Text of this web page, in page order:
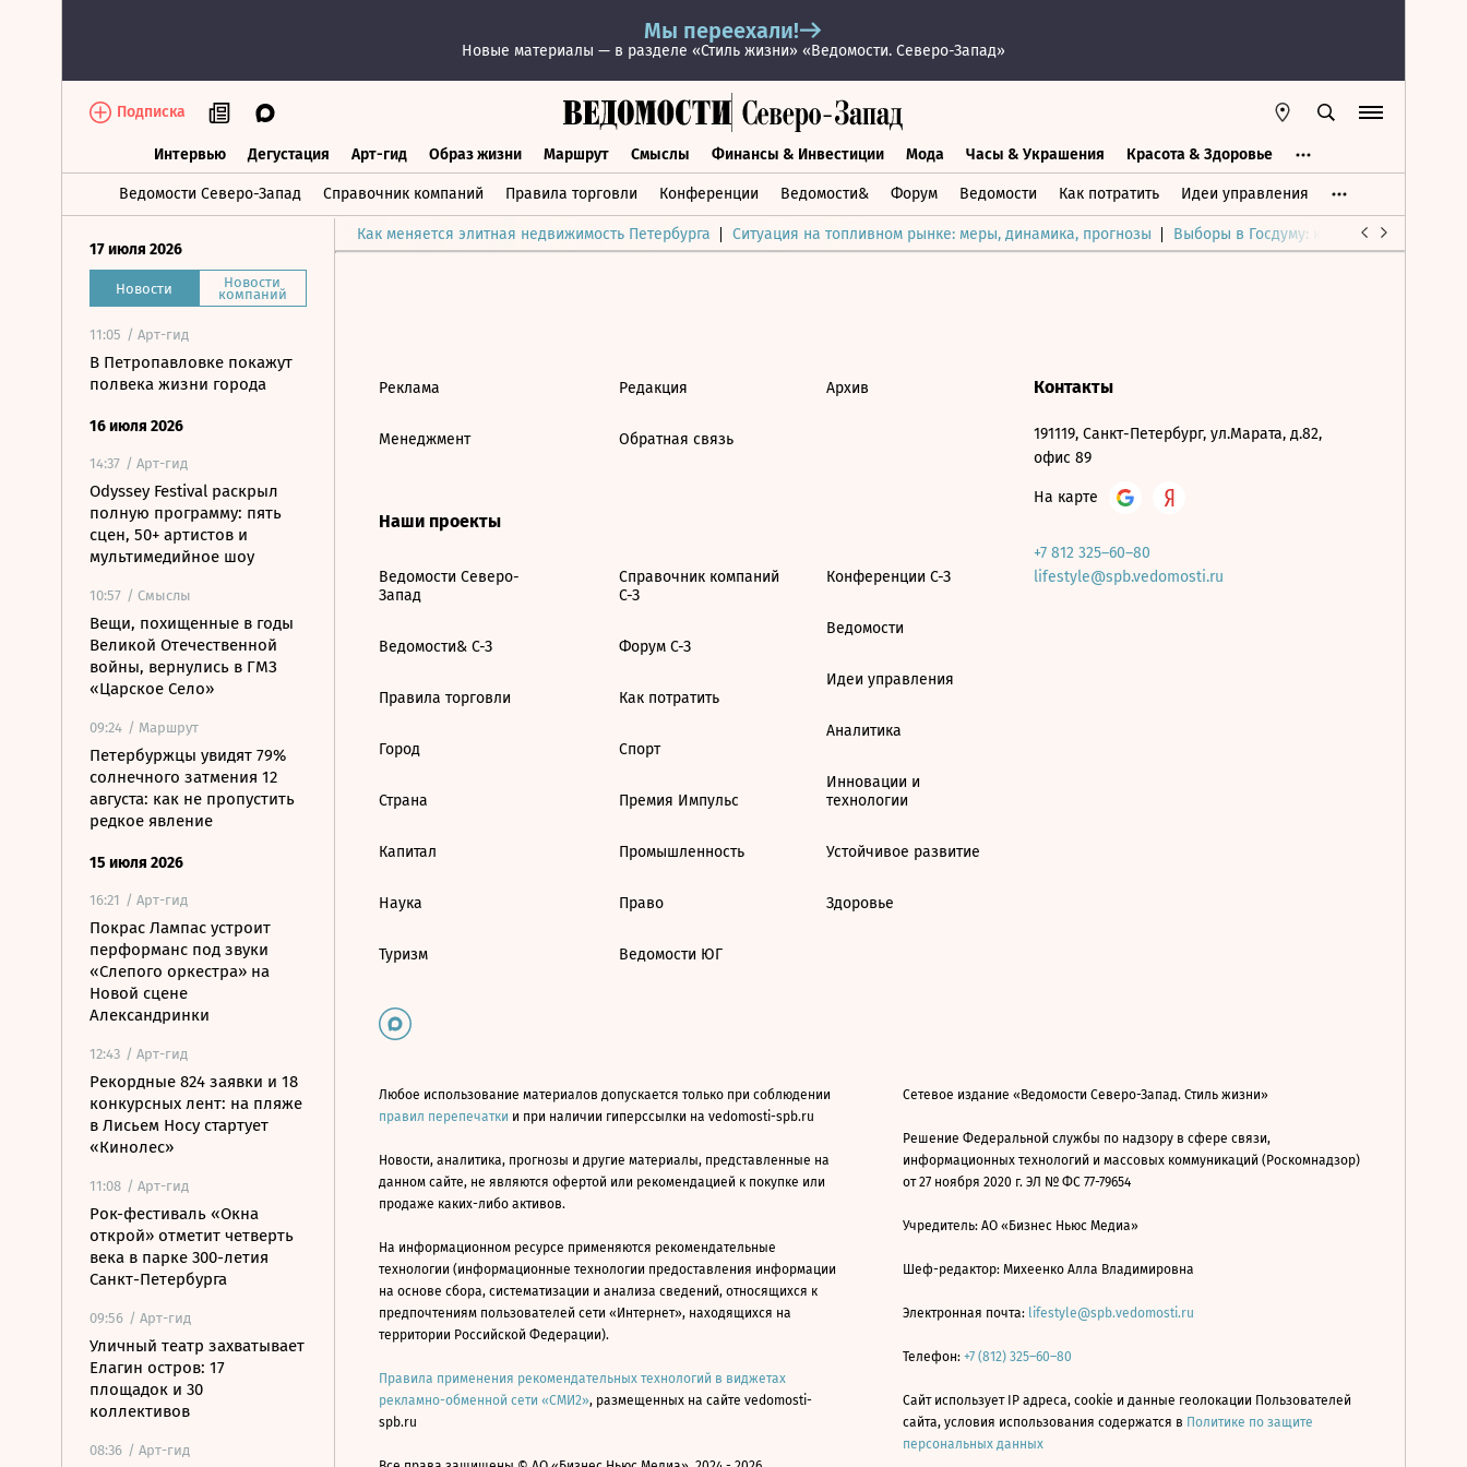
Мы переехали!
Новые материалы — в разделе «Стиль жизни» «Ведомости. Северо-Запад»
Подписка
Интервью Дегустация Арт-гид Образ жизни Маршрут Смыслы Финансы & Инвестиции Мода Часы & Украшения Красота & Здоровье
Ведомости Северо-Запад Справочник компаний Правила торговли Конференции Ведомости& Форум Ведомости Как потратить Идеи управления
Интервью Дегустация Арт-гид Образ жизни Маршрут Смыслы Финансы & Инвестиции Мода Часы & Украшения Дом & Интерьер
Как меняется элитная недвижимость Петербурга Ситуация на топливном рынке: меры, динамика, прогнозы
Выборы в Госдуму: каким был и будет
17 июля 2026
Новости Новости
компаний
11:05 / Арт-гид
В Петропавловке покажут
полвека жизни города
16 июля 2026
14:37 / Арт-гид
Odyssey Festival раскрыл
полную программу: пять
сцен, 50+ артистов и
мультимедийное шоу
10:57 / Смыслы
Вещи, похищенные в годы
Великой Отечественной
войны, вернулись в ГМЗ
«Царское Село»
09:24 / Маршрут
Петербуржцы увидят 79%
солнечного затмения 12
августа: как не пропустить
редкое явление
15 июля 2026
16:21 / Арт-гид
Покрас Лампас устроит
перформанс под звуки
«Слепого оркестра» на
Новой сцене
Александринки
12:43 / Арт-гид
Рекордные 824 заявки и 18
конкурсных лент: на пляже
в Лисьем Носу стартует
«Кинолес»
11:08 / Арт-гид
Рок-фестиваль «Окна
открой» отметит четверть
века в парке 300-летия
Санкт-Петербурга
09:56 / Арт-гид
Уличный театр захватывает
Елагин остров: 17
площадок и 30
коллективов
08:36 / Арт-гид
Реклама
Менеджмент
Редакция
Обратная связь
Архив
Наши проекты
Ведомости Северо-
Запад
Ведомости& С-З
Правила торговли
Город
Страна
Капитал
Наука
Туризм
Справочник компаний
С-З
Форум С-З
Как потратить
Спорт
Премия Импульс
Промышленность
Право
Ведомости ЮГ
Конференции С-З
Ведомости
Идеи управления
Аналитика
Инновации и
технологии
Устойчивое развитие
Здоровье
Контакты
191119, Санкт-Петербург, ул.Марата, д.82,
офис 89
На карте
+7 812 325–60–80
lifestyle@spb.vedomosti.ru
Любое использование материалов допускается только при соблюдении
правил перепечатки и при наличии гиперссылки на vedomosti-spb.ru
Новости, аналитика, прогнозы и другие материалы, представленные на
данном сайте, не являются офертой или рекомендацией к покупке или
продаже каких-либо активов.
На информационном ресурсе применяются рекомендательные
технологии (информационные технологии предоставления информации
на основе сбора, систематизации и анализа сведений, относящихся к
предпочтениям пользователей сети «Интернет», находящихся на
территории Российской Федерации).
Правила применения рекомендательных технологий в виджетах
рекламно-обменной сети «СМИ2», размещенных на сайте vedomosti-
spb.ru
Сетевое издание «Ведомости Северо-Запад. Стиль жизни»
Решение Федеральной службы по надзору в сфере связи,
информационных технологий и массовых коммуникаций (Роскомнадзор)
от 27 ноября 2020 г. ЭЛ № ФС 77-79654
Учредитель: АО «Бизнес Ньюс Медиа»
Шеф-редактор: Михеенко Алла Владимировна
Электронная почта: lifestyle@spb.vedomosti.ru
Телефон: +7 (812) 325–60–80
Сайт использует IP адреса, cookie и данные геолокации Пользователей
сайта, условия использования содержатся в Политике по защите
персональных данных